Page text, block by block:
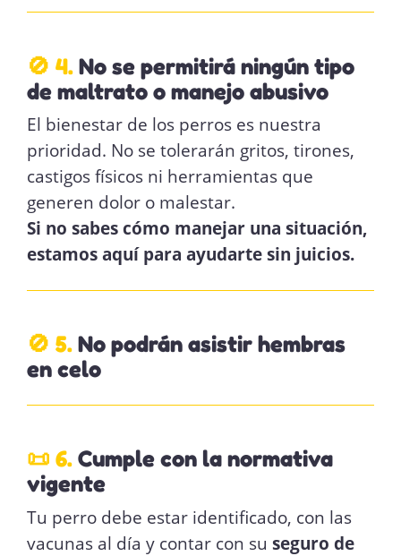
🚫 4.No se permitirá ningún tipo
de maltrato o manejo abusivo
El bienestar de los perros es nuestra
prioridad. No se tolerarán gritos, tirones,
castigos físicos ni herramientas que
generen dolor o malestar.
Si no sabes cómo manejar una situación,
estamos aquí para ayudarte sin juicios.
🚫 5.No podrán asistir hembras
en celo
📜 6.Cumple con la normativa
vigente
Tu perro debe estar identificado, con las
vacunas al día y contar con su seguro de